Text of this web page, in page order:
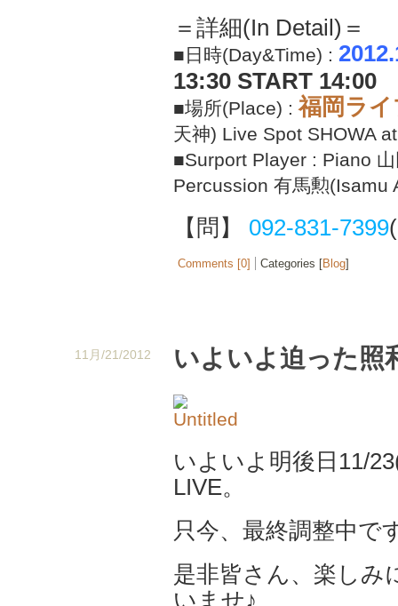
＝詳細(In Detail)＝
■日時(Day&Time) :
13:30 START 14:00
■場所(Place) :福岡ラ
天神) Live Spot SHOWA
■Surport Player : Piano
Percussion 有馬勲(Isamu
【問】 092-831-7399
Comments [0] Categories [Blog]
11月/21/2012 いよいよ迫った照
いよいよ明後日11/
LIVE。
只今、最終調整中で
是非皆さん、楽しみ
いませ♪